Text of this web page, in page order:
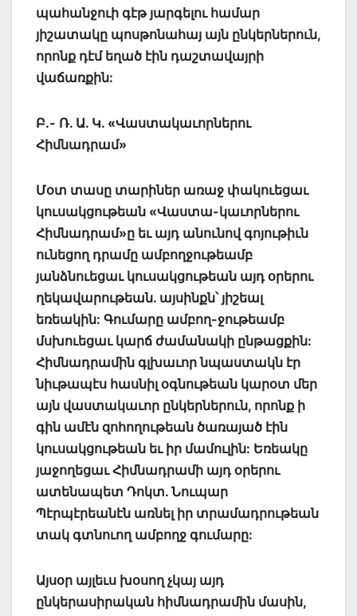
պահանջուի գէթ յարգելու համար
յիշատակը պոսթոնահայ այն ընկերներուն,
որոնք դէմ եղած էին դաշտավայրի
վաճառքին:
Բ.- Ռ. Ա. Կ. «Վաստակաւորներու
Հիմնադրամ»
Մօտ տասը տարիներ առաջ փակուեցաւ
կուսակցութեան «Վաստա-կաւորներու
Հիմնադրամ»ը եւ այդ անունով գոյութիւն
ունեցող դրամը ամբողջութեամբ
յանձնուեցաւ կուսակցութեան այդ օրերու
ղեկավարութեան. այսինքն՝ յիշեալ
եռեակին: Գումարը ամբող-ջութեամբ
մսխուեցաւ կարճ ժամանակի ընթացքին:
Հիմնադրամին գլխաւոր նպաստակն էր
նիւթապէս հասնիլ օգնութեան կարօտ մեր
այն վաստակաւոր ընկերներուն, որոնք ի
գին ամէն զոհողութեան ծառայած էին
կուսակցութեան եւ իր մամուլին: Եռեակը
յաջողեցաւ Հիմնադրամի այդ օրերու
ատենապետ Դոկտ. Նուպար
Պէրպէրեանէն առնել իր տրամադրութեան
տակ գտնուող ամբողջ գումարը:
Այսօր այլեւս խօսող չկայ այդ
ընկերասիրական հիմնադրամին մասին,